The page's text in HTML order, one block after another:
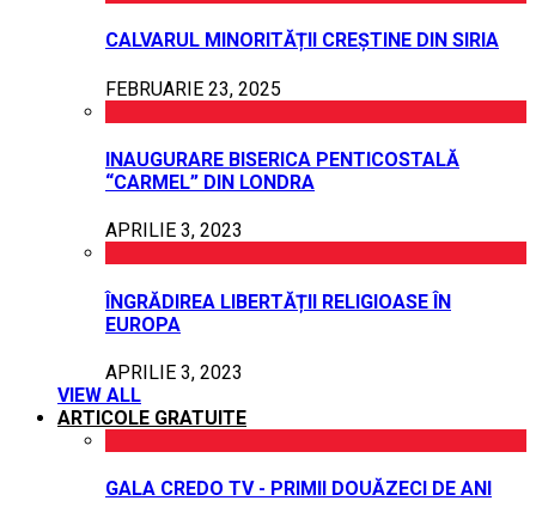
CALVARUL MINORITĂȚII CREȘTINE DIN SIRIA
FEBRUARIE 23, 2025
INAUGURARE BISERICA PENTICOSTALĂ
“CARMEL” DIN LONDRA
APRILIE 3, 2023
ÎNGRĂDIREA LIBERTĂȚII RELIGIOASE ÎN
EUROPA
APRILIE 3, 2023
VIEW ALL
ARTICOLE GRATUITE
GALA CREDO TV - PRIMII DOUĂZECI DE ANI